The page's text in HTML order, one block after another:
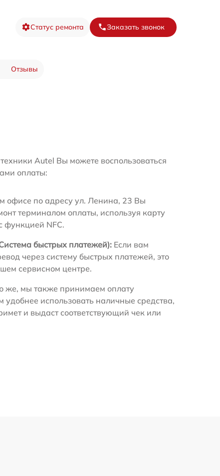
Статус ремонта Заказать звонок
Отзывы
Autel Вы можете воспользоваться
оплаты:
офисе по адресу ул. Ленина, 23 Вы
терминалом оплаты, используя карту
функцией NFC.
быстрых платежей): Если вам
через систему быстрых платежей, это
сервисном центре.
же, мы также принимаем оплату
использовать наличные средства,
и выдаст соответствующий чек или